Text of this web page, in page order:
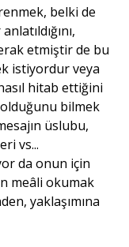
belki de
etmiştir de bu
istiyordur veya
hitab ettiğini
bilmek
üslubu,
vs...
da onun için
meâli okumak
yaklaşımına